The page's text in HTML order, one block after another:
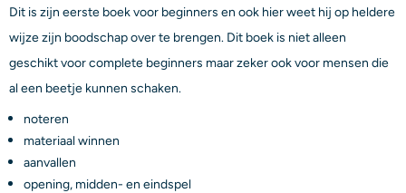
Dit is zijn eerste boek voor beginners en ook hier weet hij op heldere
wijze zijn boodschap over te brengen. Dit boek is niet alleen
geschikt voor complete beginners maar zeker ook voor mensen die
al een beetje kunnen schaken.
noteren
materiaal winnen
aanvallen
opening, midden- en eindspel